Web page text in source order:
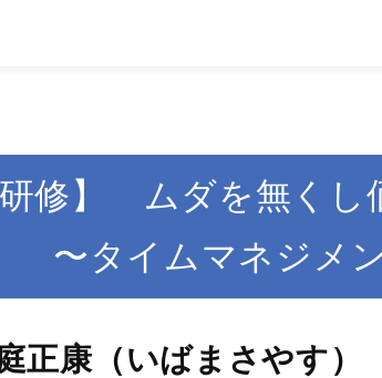
研修】 ムダを無くし
〜タイムマネジメ
正康（いばまさやす）